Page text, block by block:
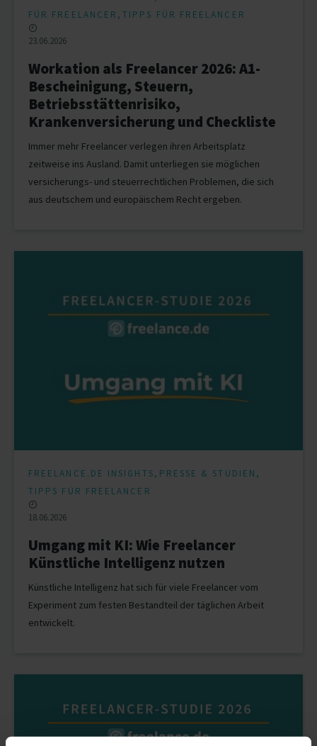
FÜR FREELANCER ,TIPPS FÜR FREELANCER
23.06.2026
Workation als Freelancer 2026: A1-
Bescheinigung, Steuern,
Betriebsstättenrisiko,
Krankenversicherung und Checkliste
Immer mehr Freelancer verlegen ihren Arbeitsplatz
zeitweise ins Ausland. Damit unterliegen sie möglichen
versicherungs- und steuerrechtlichen Problemen, die sich
aus deutschem und europäischem Recht ergeben.
FREELANCE.DE INSIGHTS, PRESSE & STUDIEN ,
TIPPS FÜR FREELANCER
18.06.2026
Umgang mit KI: Wie Freelancer
Künstliche Intelligenz nutzen
Künstliche Intelligenz hat sich für viele Freelancer vom
Experiment zum festen Bestandteil der täglichen Arbeit
entwickelt.